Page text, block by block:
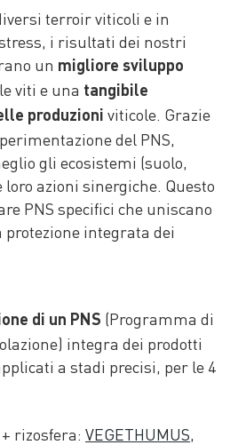
terroir viticoli e in
i risultati dei nostri
un migliore sviluppo
viti e una tangibile
produzioni viticole. Grazie
del PNS,
gli ecosistemi (suolo,
azioni sinergiche. Questo
PNS specifici che uniscano
integrata dei
di un PNS (Programma di
integra dei prodotti
a stadi precisi, per le 4
rizosfera: VEGETHUMUS,